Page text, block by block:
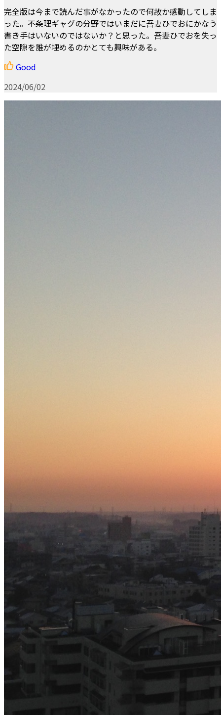
完全版は今まで読んだ事がなかったので何故か感動してしま
った。不条理ギャグの分野ではいまだに吾妻ひでおにかなう
書き手はいないのではないか？と思った。吾妻ひでおを失っ
た空隙を誰が埋めるのかとても興味がある。
Good
2024/06/02